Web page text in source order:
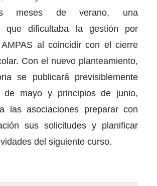
meses de verano, una
que dificultaba la gestión por
al coincidir con el cierre
Con el nuevo planteamiento,
se publicará previsiblemente
de mayo y principios de junio,
las asociaciones preparar con
sus solicitudes y planificar
del siguiente curso.